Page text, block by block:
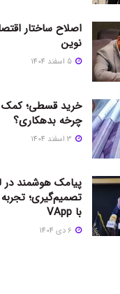
اصلاح ساختار
نوین
خرید قسطی؛
چرخه بدهکاری؟
پیامک هوشمند در
تصمیم‌گیری؛
با VApp